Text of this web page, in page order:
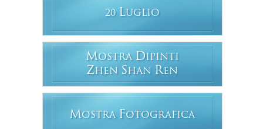
20 LUGLIO
MOSTRA DIPINTI
ZHEN SHAN REN
MOSTRA FOTOGRAFICA